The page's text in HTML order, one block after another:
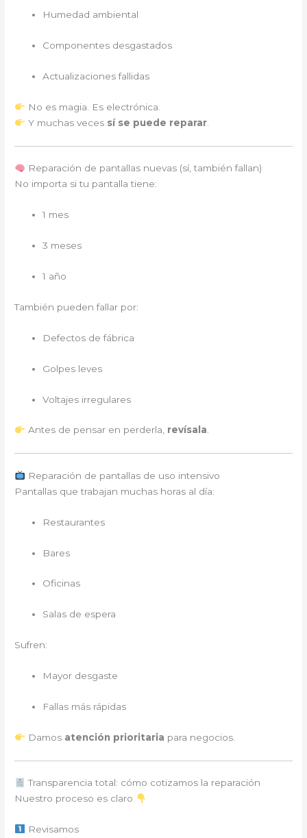
Humedad ambiental
Componentes desgastados
Actualizaciones fallidas
No es magia. Es electrónica.
Y muchas veces sí se puede reparar.
Reparación de pantallas nuevas (sí, también fallan)
No importa si tu pantalla tiene:
1 mes
3 meses
1 año
También pueden fallar por:
Defectos de fábrica
Golpes leves
Voltajes irregulares
Antes de pensar en perderla, revísala.
Reparación de pantallas de uso intensivo
Pantallas que trabajan muchas horas al día:
Restaurantes
Bares
Oficinas
Salas de espera
Sufren:
Mayor desgaste
Fallas más rápidas
Damos atención prioritaria para negocios.
Transparencia total: cómo cotizamos la reparación
Nuestro proceso es claro
Revisamos